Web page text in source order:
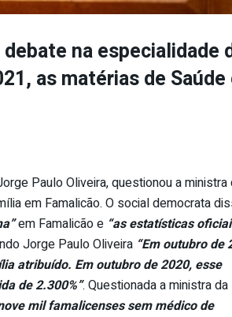
na especialidade
as matérias de Saúde
Paulo Oliveira, questionou a ministra
em Famalicão. O social democrata
em Famalicão e “as estatísticas
Jorge Paulo Oliveira “Em outubro de
atribuído. Em outubro de 2020, esse
de 2.300%”. Questionada a ministra da
mil famalicenses sem médico de